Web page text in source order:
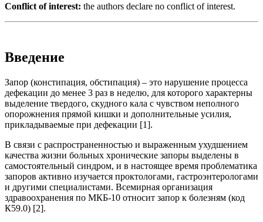
Conflict of interest: the authors declare no conflict of interest.
Введение
Запор (констипация, обстипация) – это нарушение процесса
дефекации до менее 3 раз в неделю, для которого характерны
выделение твердого, скудного кала с чувством неполного
опорожнения прямой кишки и дополнительные усилия,
прикладываемые при дефекации [1].
В связи с распространенностью и выраженным ухудшением
качества жизни больных хронические запоры выделены в
самостоятельный синдром, и в настоящее время проблематика
запоров активно изучается проктологами, гастроэнтерологами
и другими специалистами. Всемирная организация
здравоохранения по МКБ-10 относит запор к болезням (код
К59.0) [2].